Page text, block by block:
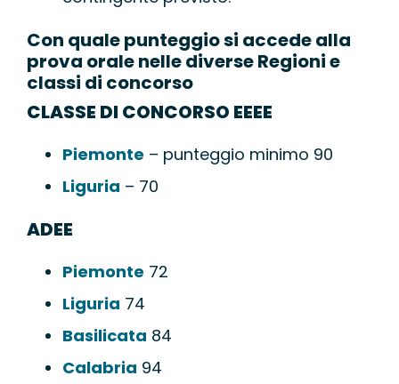
Con quale punteggio si accede alla
prova orale nelle diverse Regioni e
classi di concorso
CLASSE DI CONCORSO EEEE
Piemonte – punteggio minimo 90
Liguria – 70
ADEE
Piemonte 72
Liguria 74
Basilicata 84
Calabria 94